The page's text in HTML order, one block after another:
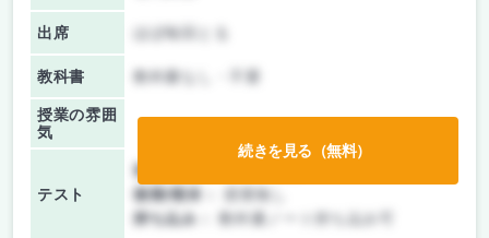
出席 ほぼ毎回とる
教科書 教科書なし・不要
授業の雰囲
気
テスト
前期/中間：
後期/期末：
授業無し
持ち込み：
教科書ノート持ち込み可
続きを見る（無料）